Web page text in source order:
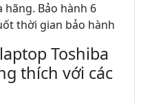
hãng. Bảo hành 6
thời gian bảo hành
Toshiba
thích với các